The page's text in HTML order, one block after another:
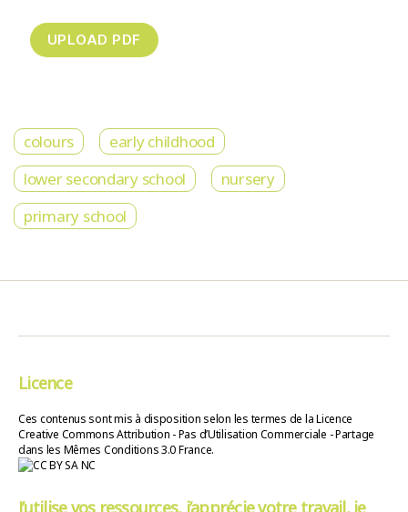
colours
early childhood
lower secondary school
nursery
primary school
Licence
Ces contenus sont mis à disposition selon les termes de la Licence
Creative Commons Attribution - Pas d’Utilisation Commerciale - Partage
dans les Mêmes Conditions 3.0 France.